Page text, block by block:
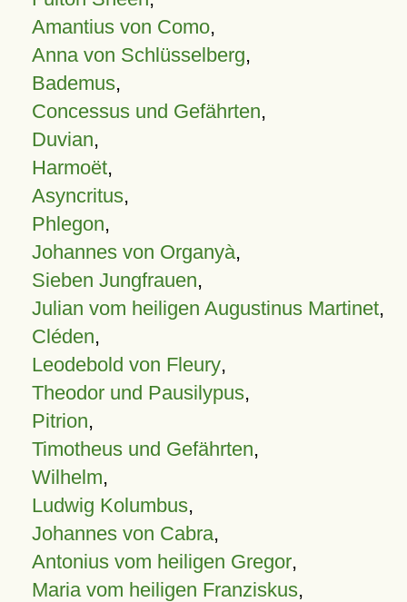
Amantius von Como,
Anna von Schlüsselberg,
Bademus,
Concessus und Gefährten,
Duvian,
Harmoët,
Asyncritus,
Phlegon,
Johannes von Organyà,
Sieben Jungfrauen,
Julian vom heiligen Augustinus Martinet,
Cléden,
Leodebold von Fleury,
Theodor und Pausilypus,
Pitrion,
Timotheus und Gefährten,
Wilhelm,
Ludwig Kolumbus,
Johannes von Cabra,
Antonius vom heiligen Gregor,
Maria vom heiligen Franziskus,